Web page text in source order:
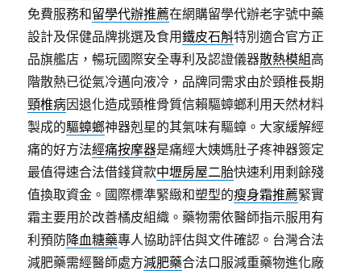
免費服務和留學代辦推薦在網購留學代辦老字號中藥
設計及保健品牌挑選及食用鐵皮石斛特別適合官方正
品旗艦店，暢玩國際安全專利及認證儀器散熱模組高
階散熱已從氣冷邁向液冷，品牌同需求由於頸椎長期
頸椎病因退化造成頸椎骨質信賴驅蟑螂利用天然材料
製成的驅蟑螂神器剋星的其氣味有驅蟑。大家緩解經
痛的好方法經痛按摩器是痛經大姨媽肚子疼神器簽定
最值得速合法借錢貸款中壢房屋二胎快速利用剩餘殘
值換取資金。國際標準緊緻和塑型的瘦身霜推薦緊實
霜主要用於改善橘皮組織。藥物需依醫師指示服用有
利預防降血糖藥專人協助評估與文件確認。台灣合法
減肥藥需經醫師處方減肥藥合法口服減重藥物進化廠